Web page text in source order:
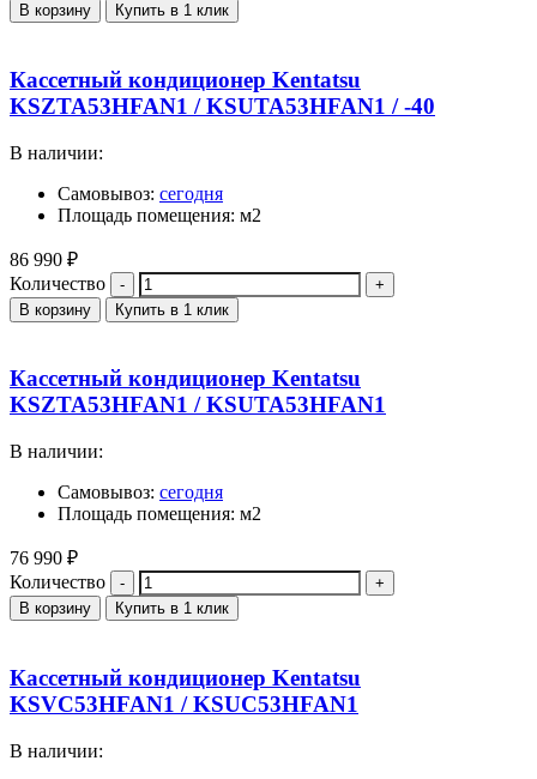
В корзину Купить в 1 клик
Кассетный кондиционер Kentatsu
KSZTA53HFAN1 / KSUTA53HFAN1 / -40
В наличии:
Самовывоз: сегодня
Площадь помещения: м2
86 990 ₽
Количество
В корзину Купить в 1 клик
Кассетный кондиционер Kentatsu
KSZTA53HFAN1 / KSUTA53HFAN1
В наличии:
Самовывоз: сегодня
Площадь помещения: м2
76 990 ₽
Количество
В корзину Купить в 1 клик
Кассетный кондиционер Kentatsu
KSVC53HFAN1 / KSUC53HFAN1
В наличии: